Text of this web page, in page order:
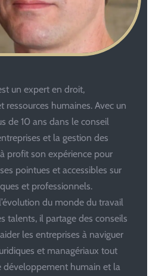
un expert en droit,
ressources humaines. Avec un
de 10 ans dans le conseil
et la gestion des
profit son expérience pour
pointues et accessibles sur
et professionnels.
du monde du travail
talents, il partage des conseils
les entreprises à naviguer
et managériaux tout
développement humain et la